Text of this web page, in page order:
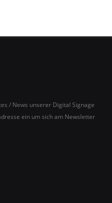
/ News unserer Digital Signage
ein um sich am Newsletter